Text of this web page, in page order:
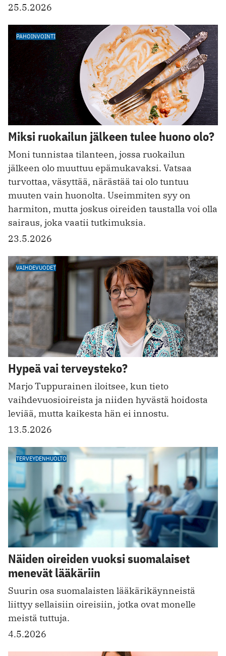
25.5.2026
PAHOINVOINTI
Miksi ruokailun jälkeen tulee huono olo?
Moni tunnistaa tilanteen, jossa ruokailun
jälkeen olo muuttuu epämukavaksi. Vatsaa
turvottaa, väsyttää, närästää tai olo tuntuu
muuten vain huonolta. Useimmiten syy on
harmiton, mutta joskus oireiden taustalla voi olla
sairaus, joka vaatii tutkimuksia.
23.5.2026
VAIHDEVUODET
Hypeä vai terveysteko?
Marjo Tuppurainen iloitsee, kun tieto
vaihdevuosioireista ja niiden hyvästä hoidosta
leviää, mutta kaikesta hän ei innostu.
13.5.2026
TERVEYDENHUOLTO
Näiden oireiden vuoksi suomalaiset
menevät lääkäriin
Suurin osa suomalaisten lääkärikäynneistä
liittyy sellaisiin oireisiin, jotka ovat monelle
meistä tuttuja.
4.5.2026